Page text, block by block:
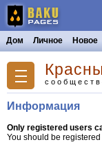
Дом Личное Новое
Информация
Only registered users
You should be